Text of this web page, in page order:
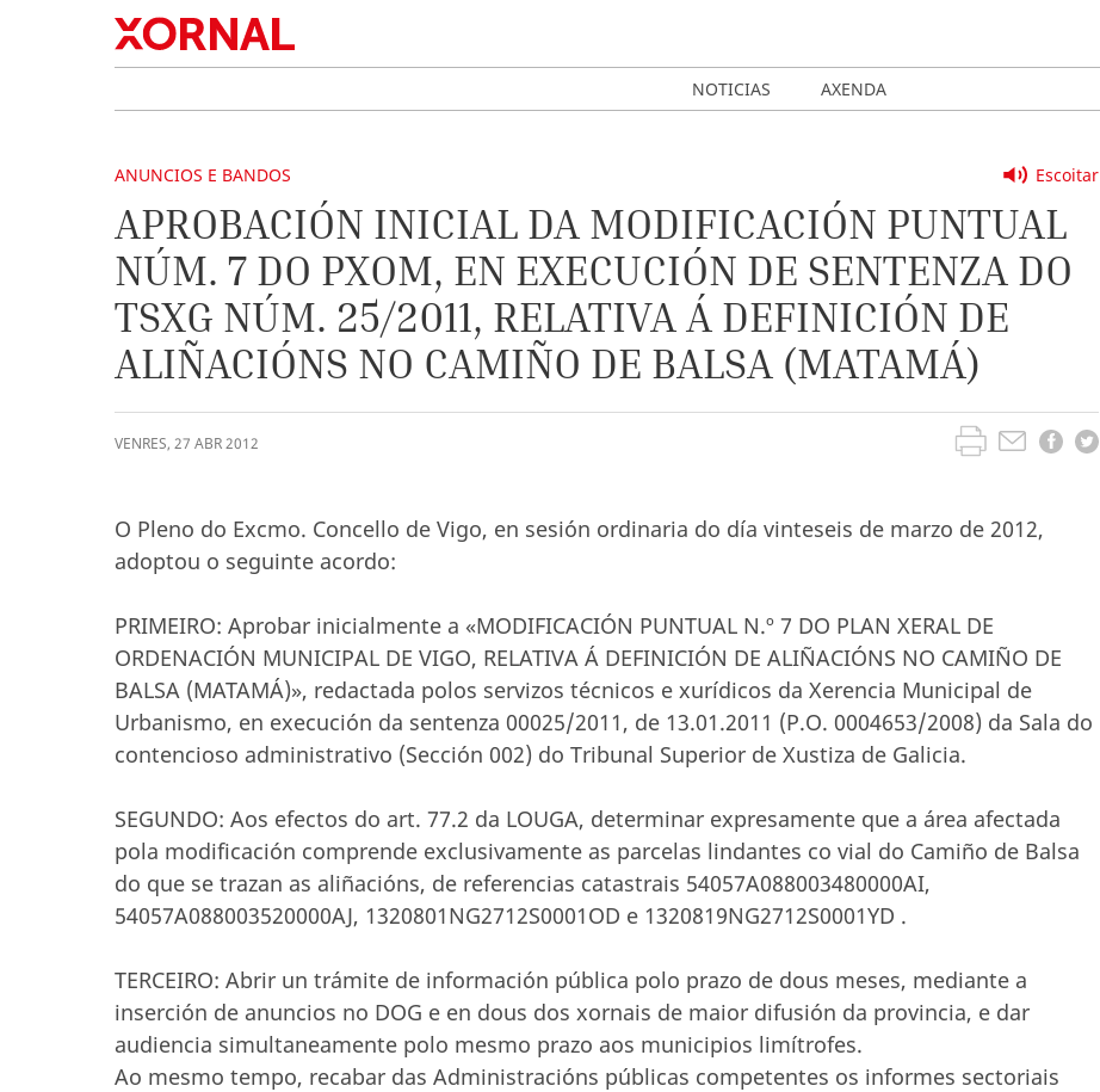
NOTICIAS AXENDA
Escoitar
ANUNCIOS E BANDOS
APROBACIÓN INICIAL DA MODIFICACIÓN PUNTUAL
NÚM. 7 DO PXOM, EN EXECUCIÓN DE SENTENZA DO
TSXG NÚM. 25/2011, RELATIVA Á DEFINICIÓN DE
ALIÑACIÓNS NO CAMIÑO DE BALSA (MATAMÁ)
VENRES, 27 ABR2012
O Pleno do Excmo. Concello de Vigo, en sesión ordinaria do día vinteseis de marzo de 2012,
adoptou o seguinte acordo:
PRIMEIRO: Aprobar inicialmente a «MODIFICACIÓN PUNTUAL N.º 7 DO PLAN XERAL DE
ORDENACIÓN MUNICIPAL DE VIGO, RELATIVA Á DEFINICIÓN DE ALIÑACIÓNS NO CAMIÑO DE
BALSA (MATAMÁ)», redactada polos servizos técnicos e xurídicos da Xerencia Municipal de
Urbanismo, en execución da sentenza 00025/2011, de 13.01.2011 (P.O. 0004653/2008) da Sala do
contencioso administrativo (Sección 002) do Tribunal Superior de Xustiza de Galicia.
SEGUNDO: Aos efectos do art. 77.2 da LOUGA, determinar expresamente que a área afectada
pola modificación comprende exclusivamente as parcelas lindantes co vial do Camiño de Balsa
do que se trazan as aliñacións, de referencias catastrais 54057A088003480000AI,
54057A088003520000AJ, 1320801NG2712S0001OD e 1320819NG2712S0001YD .
TERCEIRO: Abrir un trámite de información pública polo prazo de dous meses, mediante a
inserción de anuncios no DOG e en dous dos xornais de maior difusión da provincia, e dar
audiencia simultaneamente polo mesmo prazo aos municipios limítrofes.
Ao mesmo tempo, recabar das Administracións públicas competentes os informes sectoriais